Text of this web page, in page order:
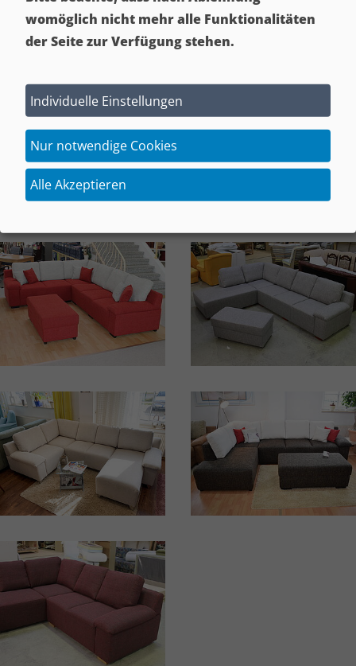
Elemente + Varianten
Maße + Aufbau
womöglich nicht mehr alle Funktionalitäten
der Seite zur Verfügung stehen.
Individuelle Einstellungen
Nur notwendige Cookies
Alle Akzeptieren